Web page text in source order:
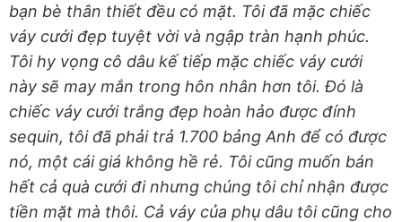
bạn bè thân thiết đều có mặt. Tôi đã mặc chiếc
váy cưới đẹp tuyệt vời và ngập tràn hạnh phúc.
Tôi hy vọng cô dâu kế tiếp mặc chiếc váy cưới
này sẽ may mắn trong hôn nhân hơn tôi. Đó là
chiếc váy cưới trắng đẹp hoàn hảo được đính
sequin, tôi đã phải trả 1.700 bảng Anh để có được
nó, một cái giá không hề rẻ. Tôi cũng muốn bán
hết cả quà cưới đi nhưng chúng tôi chỉ nhận được
tiền mặt mà thôi. Cả váy của phụ dâu tôi cũng cho